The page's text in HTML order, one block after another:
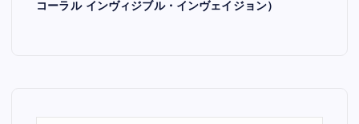
コーラル インヴィジブル・インヴェイジョン）